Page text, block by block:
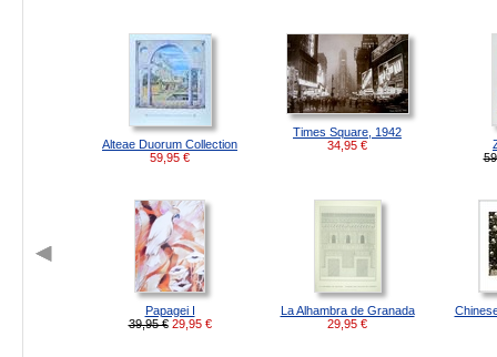
Alteae Duorum Collection
59,95 €
Times Square, 1942
34,95 €
Papagei I
39,95 € 29,95 €
La Alhambra de Granada
29,95 €